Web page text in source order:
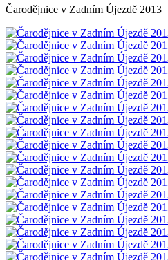
Čarodějnice v Zadním Újezdě 2013